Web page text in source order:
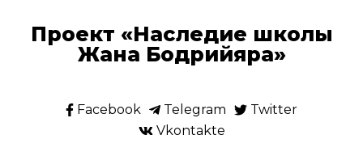
Проект «Наследие школы
Жана Бодрийяра»
Facebook Telegram
Twitter
Vkontakte